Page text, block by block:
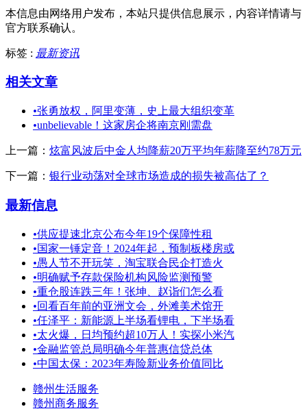
本信息由网络用户发布， 本站只提供信息展示，内容详情请与
官方联系确认。
标签 : 最新资讯
相关文章
•张勇放权，阿里变薄，史上最大组织变革
•unbelievable！这家房企将南京刚需盘
上一篇： 炫富风波后中金人均降薪20万平均年薪降至约78万元
下一篇： 银行业动荡对全球市场造成的损失被高估了？
最新信息
•供应提速北京公布今年19个保障性租
•国家一锤定音！2024年起，预制板楼房或
•愚人节不开玩笑，淘宝联合民企打造火
•明确赋予存款保险机构风险监测预警
•重仓股连跌三年！张坤、赵诣们怎么看
•回看百年前的亚洲文会，外滩美术馆开
•任泽平：新能源上半场看锂电，下半场看
•太火爆，日均预约超10万人！实探小米汽
•金融监管总局明确今年普惠信贷总体
•中国太保：2023年寿险新业务价值同比
赣州生活服务
赣州商务服务